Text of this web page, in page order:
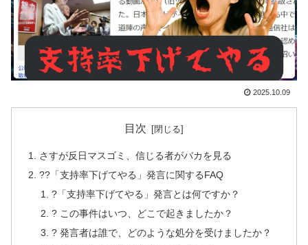
2025.10.09
目次
さすが反日マスゴミ、信じる者がバカを見る
??「支持率下げてやる」発言に関するFAQ
?「支持率下げてやる」発言とは何ですか？
? この事件はいつ、どこで起きましたか？
? 発言者は誰で、どのような処分を受けましたか？